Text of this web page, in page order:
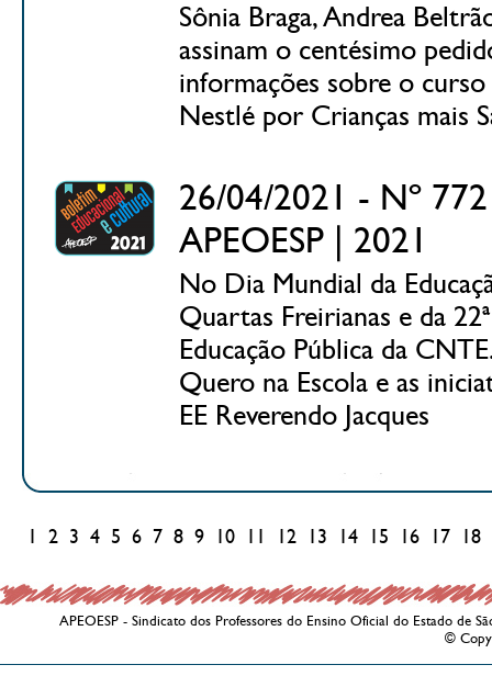
Sônia Braga, Andrea
assinam o centésimo
informações sobre o
Nestlé por Crianças mais
26/04/2021 - Nº
APEOESP | 2021
No Dia Mundial da
Quartas Freirianas e da
Educação Pública da
Quero na Escola e as
EE Reverendo Jacques
2 3 4 5 6 7 8 9 10 12 13 14 15 16 17 18
APEOESP - Sindicato dos Professores do Ensino Oficial do Estado de
©